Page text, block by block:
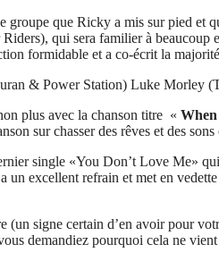
groupe que Ricky a mis sur pied
qui sera familier à
formidable et a co-écrit la
& Power Station) Luke Morley
plus avec la chanson titre «
sur chasser des rêves et des
single «You Don’t Love Me»
excellent refrain et met en
(un signe certain d’en avoir pour
demandiez pourquoi cela ne